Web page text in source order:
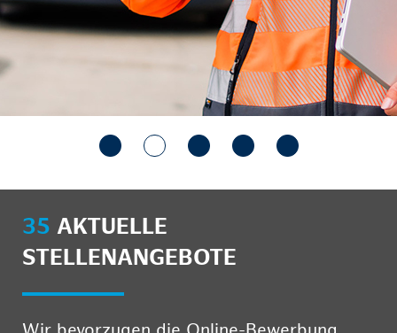
35 AKTUELLE
STELLENANGEBOTE